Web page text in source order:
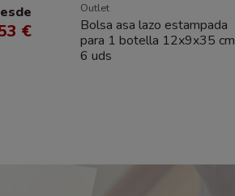
€
Outlet
Bolsa asa lazo estampada
para 1 botella 12x9x35 cm
6 uds